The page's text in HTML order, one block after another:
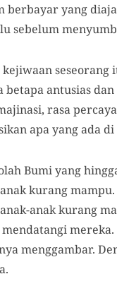
berbayar yang
sebelum
seseorang
antusias
rasa
apa yang ada
Bumi yang
kurang
anak kurang
menggambar.